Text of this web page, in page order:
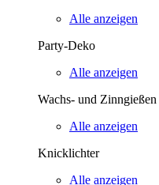
Alle anzeigen
Party-Deko
Alle anzeigen
Wachs- und Zinngießen
Alle anzeigen
Knicklichter
Alle anzeigen